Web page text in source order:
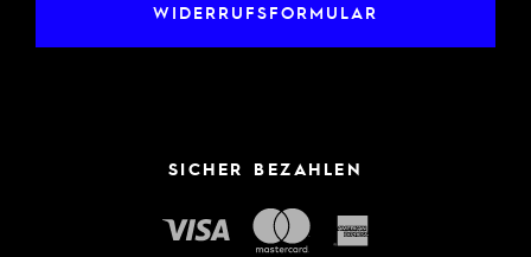
WIDERRUFSFORMULAR
SICHER BEZAHLEN